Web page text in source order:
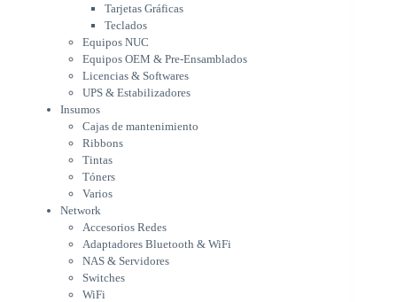
UPS & Estabilizadores
Insumos
Cajas de mantenimiento
Ribbons
Tintas
Tóners
Varios
Network
Accesorios Redes
Adaptadores Bluetooth & WiFi
NAS & Servidores
Switches
WiFi
Notebooks & Portátiles
Cargador para notebook
Cooling Pad
PDV
Tarjetas Gráficas
Teclados
Equipos NUC
Equipos OEM & Pre-Ensamblados
Licencias & Softwares
UPS & Estabilizadores
Insumos
Cajas de mantenimiento
Ribbons
Tintas
Tóners
Varios
Network
Accesorios Redes
Adaptadores Bluetooth & WiFi
NAS & Servidores
Switches
WiFi